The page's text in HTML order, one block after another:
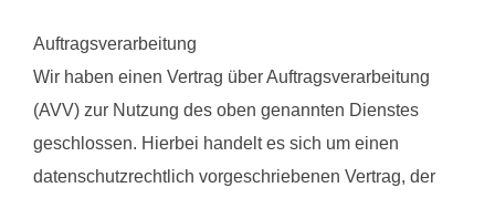
Auftragsverarbeitung
Wir haben einen Vertrag über Auftragsverarbeitung
(AVV) zur Nutzung des oben genannten Dienstes
geschlossen. Hierbei handelt es sich um einen
datenschutzrechtlich vorgeschriebenen Vertrag, der